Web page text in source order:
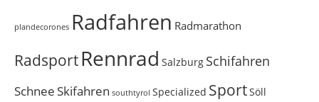
plandecorones Radfahren Radmarathon
RadsportRennrad Salzburg Schifahren
Schnee Skifahren southtyrol Specialized SportSöll